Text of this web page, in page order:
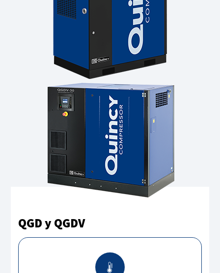
QGD y QGDV